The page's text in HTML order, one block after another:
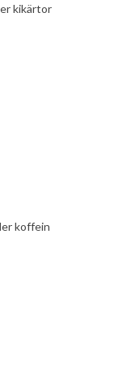
kikärtor
koffein